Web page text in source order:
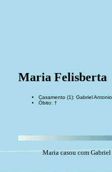
Maria Felisberta
Casamento (1): Gabriel
Óbito: †
Maria casou com